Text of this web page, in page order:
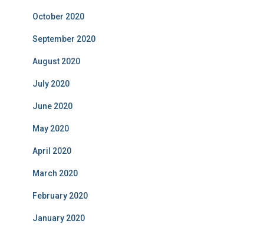
October 2020
September 2020
August 2020
July 2020
June 2020
May 2020
April 2020
March 2020
February 2020
January 2020